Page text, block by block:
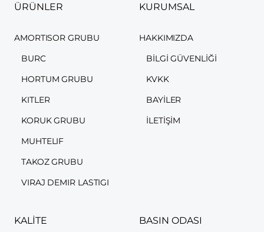
ÜRÜNLER
AMORTISOR GRUBU
BURC
HORTUM GRUBU
KITLER
KORUK GRUBU
MUHTELIF
TAKOZ GRUBU
VIRAJ DEMIR LASTIGI
KURUMSAL
HAKKIMIZDA
BILGI GÜVENLIĞI
KVKK
BAYILER
İLETIŞIM
KALİTE BASIN ODASI